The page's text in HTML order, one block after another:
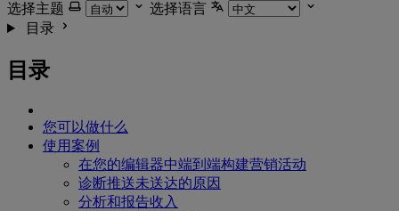
选择主题
选择语言
目录
目录
您可以做什么
使用案例
在您的编辑器中端到端构建营销活动
诊断推送未送达的原因
分析和报告收入